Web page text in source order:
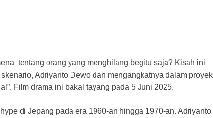
tentang orang yang menghilang begitu saja? Kisah ini
Adriyanto Dewo dan mengangkatnya dalam proyek
Film drama ini bakal tayang pada 5 Juni 2025.
di Jepang pada era 1960-an hingga 1970-an. Adriyanto